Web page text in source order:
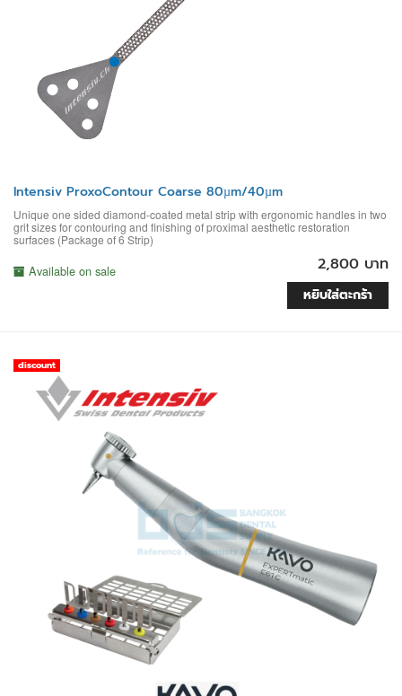
Intensiv ProxoContour Coarse 80µm/40µm
Unique one sided diamond-coated metal strip with ergonomic handles in two
grit sizes for contouring and finishing of proximal aesthetic restoration
surfaces (Package of 6 Strip)
Available on sale 2,800 บาท
หยิบใส่ตะกร้า
discount